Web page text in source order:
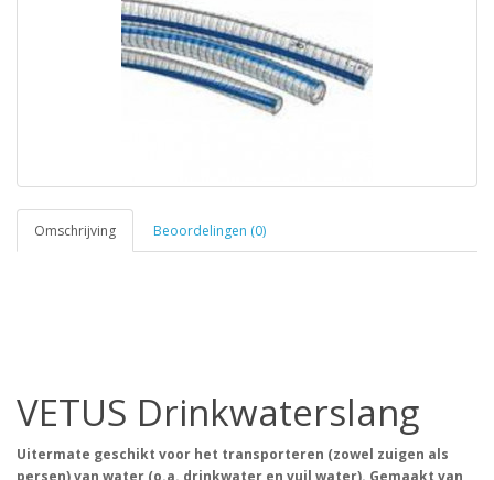
Omschrijving Beoordelingen (0)
VETUS Drinkwaterslang
Uitermate geschikt voor het transporteren (zowel zuigen als
persen) van water (o.a. drinkwater en vuil water). Gemaakt van